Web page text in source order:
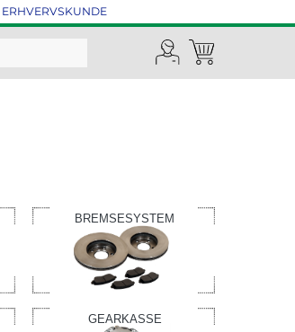
ERHVERVSKUNDE
BREMSESYSTEM
GEARKASSE